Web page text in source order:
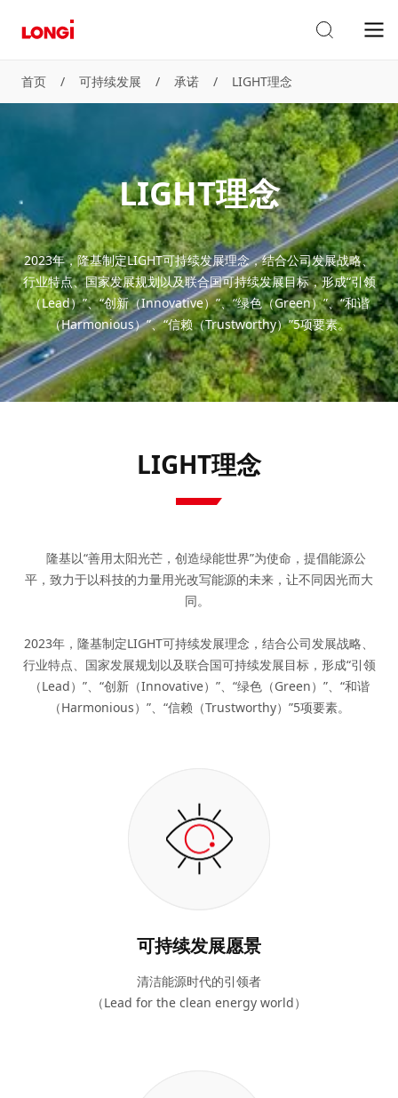
首页 / 可持续发展 / 承诺 / LIGHT理念
LIGHT理念
2023年，隆基制定LIGHT可持续发展理念，结合公司发展战略、
行业特点、国家发展规划以及联合国可持续发展目标，形成“引领
（Lead）”、“创新（Innovative）”、“绿色（Green）”、“和谐
（Harmonious）”、“信赖（Trustworthy）”5项要素。
LIGHT理念
平，致力于以科技的力量用光改写能源的未来，让不同因光而大
同。
2023年，隆基制定LIGHT可持续发展理念，结合公司发展战略、
行业特点、国家发展规划以及联合国可持续发展目标，形成“引领
（Lead）”、“创新（Innovative）”、“绿色（Green）”、“和谐
（Harmonious）”、“信赖（Trustworthy）”5项要素。
可持续发展愿景
清洁能源时代的引领者
（Lead for the clean energy world）